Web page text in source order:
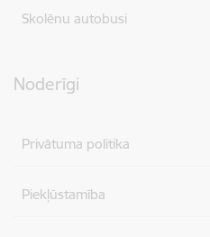
Skolēnu autobusi
Noderīgi
Privātuma politika
Piekļūstamība